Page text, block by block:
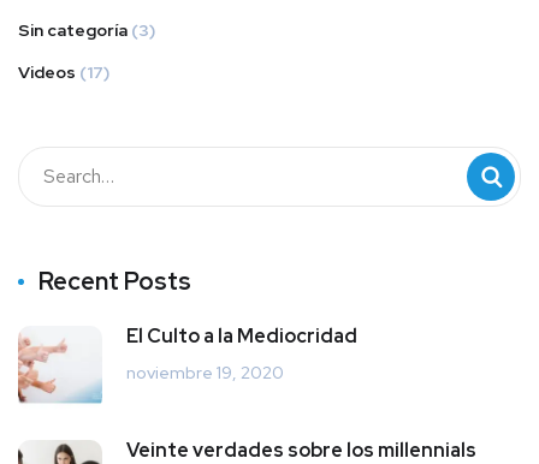
Sin categoría (3)
Videos (17)
Recent Posts
El Culto a la Mediocridad
noviembre 19, 2020
Veinte verdades sobre los millennials